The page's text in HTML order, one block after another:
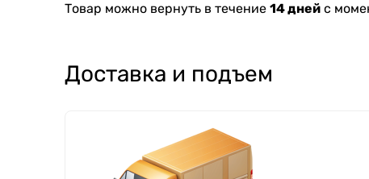
Товар можно вернуть в течение 14 дней с
Доставка и подъем